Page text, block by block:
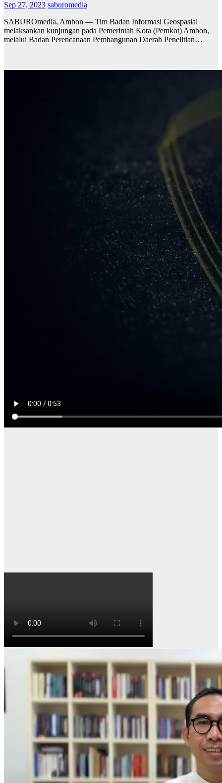
Sep 27, 2023 saburomedia
SABUROmedia, Ambon — Tim Badan Informasi Geospasial
melaksankan kunjungan pada Pemerintah Kota (Pemkot) Ambon,
melalui Badan Perencanaan Pembangunan Daerah Penelitian…